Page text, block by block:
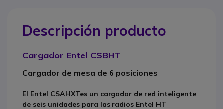
Descripción producto
Cargador Entel CSBHT
Cargador de mesa de 6 posiciones
El Entel CSAHXTes un cargador de red inteligente
de seis unidades para las radios Entel HT